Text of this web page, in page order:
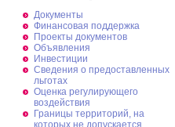
Документы
Финансовая поддержка
Проекты документов
Объявления
Инвестиции
Сведения о предоставленных
льготах
Оценка регулирующего
воздействия
Границы территорий, на
которых не допускается